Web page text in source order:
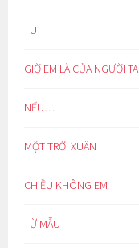
TU
GIỜ EM LÀ CỦA NGƯỜI TA
NẾU…
MỘT TRỜI XUÂN
CHIỀU KHÔNG EM
TỪ MẪU